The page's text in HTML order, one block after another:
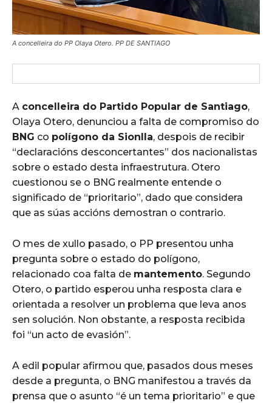
A concelleira do PP Olaya Otero. PP DE SANTIAGO
A concelleira do Partido Popular de Santiago,
Olaya Otero, denunciou a falta de compromiso do
BNG co polígono da Sionlla, despois de recibir
“declaracións desconcertantes” dos nacionalistas
sobre o estado desta infraestrutura. Otero
cuestionou se o BNG realmente entende o
significado de “prioritario”, dado que considera
que as súas accións demostran o contrario.
O mes de xullo pasado, o PP presentou unha
pregunta sobre o estado do polígono,
relacionado coa falta de mantemento. Segundo
Otero, o partido esperou unha resposta clara e
orientada a resolver un problema que leva anos
sen solución. Non obstante, a resposta recibida
foi “un acto de evasión”.
A edil popular afirmou que, pasados dous meses
desde a pregunta, o BNG manifestou a través da
prensa que o asunto “é un tema prioritario” e que